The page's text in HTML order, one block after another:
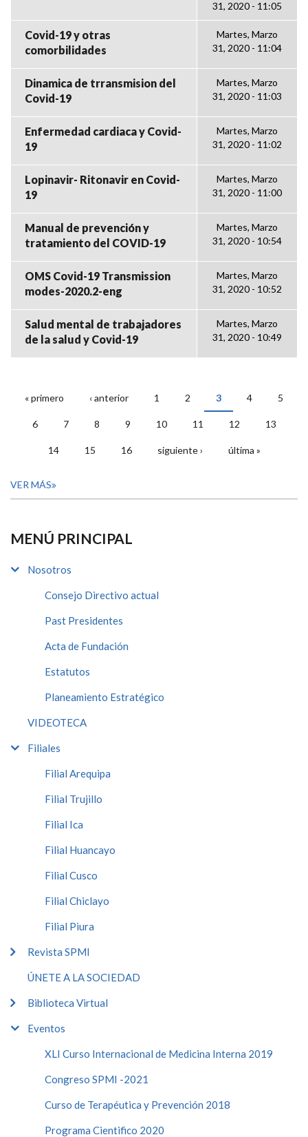
31, 2020 - 11:05
Covid-19 y otras
comorbilidades
Martes, Marzo
31, 2020 - 11:04
Dinamica de trransmision del
Covid-19
Martes, Marzo
31, 2020 - 11:03
Enfermedad cardiaca y Covid-
19
Martes, Marzo
31, 2020 - 11:02
Lopinavir- Ritonavir en Covid-
19
Martes, Marzo
31, 2020 - 11:00
Manual de prevención y
tratamiento del COVID-19
Martes, Marzo
31, 2020 - 10:54
OMS Covid-19 Transmission
modes-2020.2-eng
Martes, Marzo
31, 2020 - 10:52
Salud mental de trabajadores
de la salud y Covid-19
Martes, Marzo
31, 2020 - 10:49
PÁGINAS
« primero ‹ anterior 1 2 3 4 5
6 7 8 9 10 11 12 13
14 15 16 siguiente › última »
VER MÁS
MENÚ PRINCIPAL
Nosotros
Consejo Directivo actual
Past Presidentes
Acta de Fundación
Estatutos
Planeamiento Estratégico
VIDEOTECA
Filiales
Filial Arequipa
Filial Trujillo
Filial Ica
Filial Huancayo
Filial Cusco
Filial Chiclayo
Filial Piura
Revista SPMI
ÚNETE A LA SOCIEDAD
Biblioteca Virtual
Eventos
XLI Curso Internacional de Medicina Interna 2019
Congreso SPMI -2021
Curso de Terapéutica y Prevención 2018
Programa Cientifico 2020